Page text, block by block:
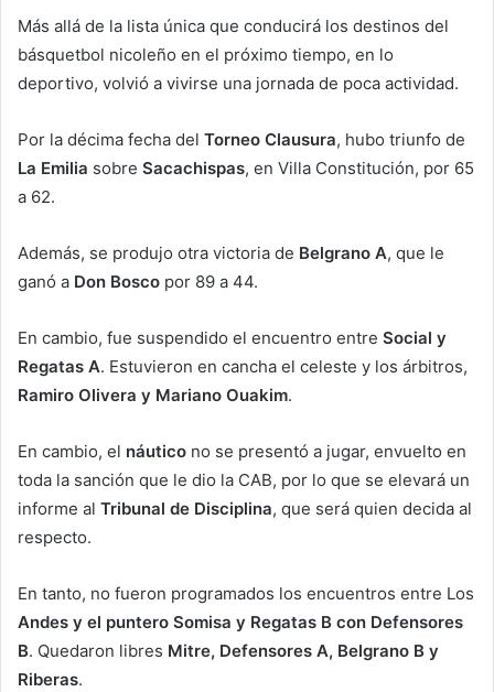
Más allá de la lista única que conducirá los destinos del
básquetbol nicoleño en el próximo tiempo, en lo
deportivo, volvió a vivirse una jornada de poca actividad.
Por la décima fecha del Torneo Clausura, hubo triunfo de
La Emilia sobre Sacachispas, en Villa Constitución, por 65
a 62.
Además, se produjo otra victoria de Belgrano A, que le
ganó a Don Bosco por 89 a 44.
En cambio, fue suspendido el encuentro entre Social y
Regatas A. Estuvieron en cancha el celeste y los árbitros,
Ramiro Olivera y Mariano Ouakim.
En cambio, el náutico no se presentó a jugar, envuelto en
toda la sanción que le dio la CAB, por lo que se elevará un
informe al Tribunal de Disciplina, que será quien decida al
respecto.
En tanto, no fueron programados los encuentros entre Los
Andes y el puntero Somisa y Regatas B con Defensores
B. Quedaron libres Mitre, Defensores A, Belgrano B y
Riberas.